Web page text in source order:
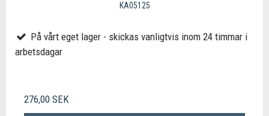
KA05125
På vårt eget lager - skickas vanligtvis inom 24 timmar i
arbetsdagar
276,00 SEK